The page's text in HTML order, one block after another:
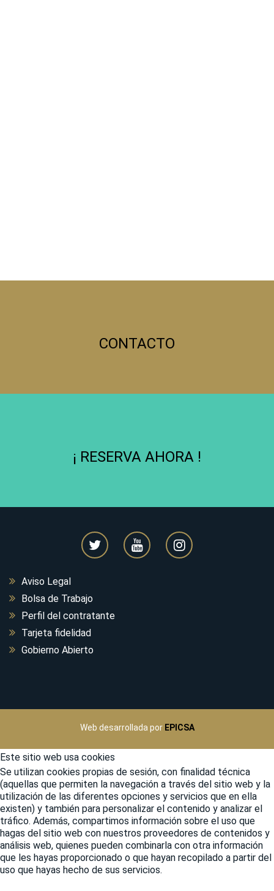
CONTACTO
¡ RESERVA AHORA !
Aviso Legal
Bolsa de Trabajo
Perfil del contratante
Tarjeta fidelidad
Gobierno Abierto
Web desarrollada por EPICSA
Este sitio web usa cookies
Se utilizan cookies propias de sesión, con finalidad técnica
(aquellas que permiten la navegación a través del sitio web y la
utilización de las diferentes opciones y servicios que en ella
existen) y también para personalizar el contenido y analizar el
tráfico. Además, compartimos información sobre el uso que
hagas del sitio web con nuestros proveedores de contenidos y
análisis web, quienes pueden combinarla con otra información
que les hayas proporcionado o que hayan recopilado a partir del
uso que hayas hecho de sus servicios.